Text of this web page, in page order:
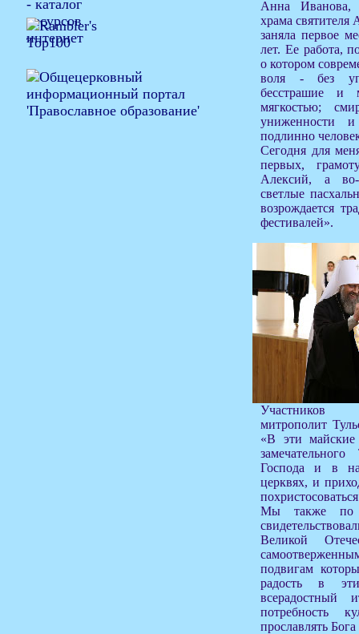
Анна Иванова,
храма святителя
заняла первое
лет. Ее работа,
о котором
воля - без
бесстрашие и
мягкостью;
униженности
подлинно
Сегодня для
первых,
Алексий, а
светлые
возрождается
фестивалей».
Участников
митрополит
«В эти
Господа и в
церквях, и
Мы также по
Великой
подвигам
радость в
всерадостный
потребность
прославлять